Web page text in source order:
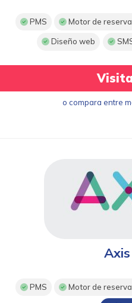
PMS Motor de
Diseño web
o compara entre
PMS Motor de